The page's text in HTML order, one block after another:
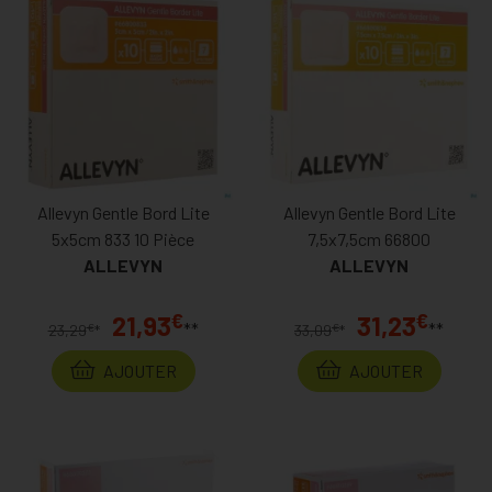
Nous pouvons vous aider à faire les meilleurs choix pour faire
face à vos problématiques.
N’oubliez pas que notre site commercialise également des
médicaments conformément à la législation belge, que vous
parapharmacie, des solutions minceur, des vitamines, minéraux
de faire votre choix, puisque vous réalisez vos achats de chez
vous, sereinement. Un vrai confort !
Allevyn Gentle Bord Lite
5x5cm 833 10 Pièce
ALLEVYN
23,29€ * 21,93€**
AJOUTER
Allevyn Gentle Bord Lite
7,5x7,5cm 66800
ALLEVYN
33,09€* 31,23€**
AJOUTER